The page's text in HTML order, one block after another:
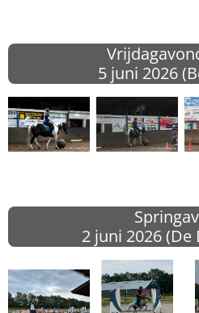
5 juni 2026
2 juni 2026 (De